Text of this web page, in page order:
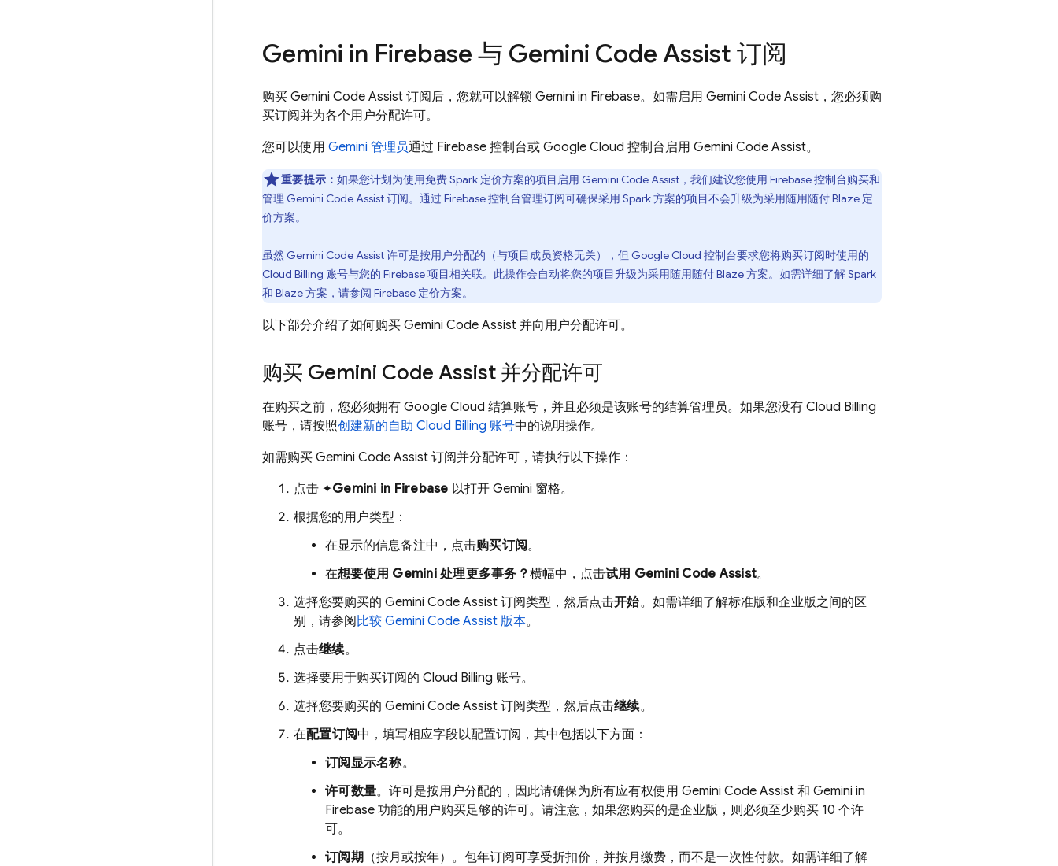
Gemini in Firebase 与 Gemini Code Assist 订阅
购买 Gemini Code Assist 订阅后，您就可以解锁 Gemini in Firebase。如需启用 Gemini Code Assist ，您必须购
买订阅并为各个用户分配许可。
您可以使用 Gemini 管理员通过 Firebase 控制台或 Google Cloud 控制台启用 Gemini Code Assist。
重要提示：如果您计划为使用免费 Spark 定价方案的项目启用 Gemini Code Assist ，我们建议您使用Firebase控制台购买和
管理 Gemini Code Assist订阅。通过 Firebase控制台管理订阅可确保采用 Spark 方案的项目不会升级为采用随用随付 Blaze 定
价方案。
虽然 Gemini Code Assist许可是按用户分配的（与项目成员资格无关），但 Google Cloud 控制台要求您将购买订阅时使用的
Cloud Billing 账号与您的 Firebase 项目相关联。 此操作会自动将您的项目升级为采用随用随付 Blaze 方案。如需详细了解 Spark
和 Blaze 方案，请参阅 Firebase 定价方案。
以下部分介绍了如何购买 Gemini Code Assist 并向用户分配许可。
购买 Gemini Code Assist 并分配许可
在购买之前，您必须拥有 Google Cloud 结算账号，并且必须是该账号的结算管理员。如果您没有 Cloud Billing
账号，请按照创建新的自助 Cloud Billing 账号中的说明操作。
如需购买 Gemini Code Assist 订阅并分配许可，请执行以下操作：
点击 ✦Gemini in Firebase 以打开 Gemini 窗格。
根据您的用户类型：
在显示的信息备注中，点击购买订阅。
在想要使用 Gemini 处理更多事务？横幅中，点击试用 Gemini Code Assist。
选择您要购买的 Gemini Code Assist 订阅类型，然后点击开始。如需详细了解标准版和企业版之间的区
别，请参阅比较 Gemini Code Assist 版本。
点击继续。
选择要用于购买订阅的 Cloud Billing 账号。
选择您要购买的 Gemini Code Assist 订阅类型，然后点击继续。
在配置订阅中，填写相应字段以配置订阅，其中包括以下方面：
订阅显示名称。
许可数量。许可是按用户分配的，因此请确保为所有应有权使用 Gemini Code Assist 和 Gemini in
Firebase 功能的用户购买足够的许可。请注意，如果您购买的是企业版，则必须至少购买 10 个许
可。
订阅期（按月或按年）。包年订阅可享受折扣价，并按月缴费，而不是一次性付款。如需详细了解